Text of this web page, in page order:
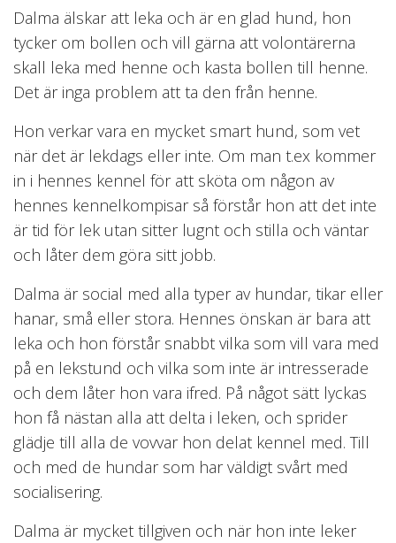
Dalma älskar att leka och är en glad hund, hon
tycker om bollen och vill gärna att volontärerna
skall leka med henne och kasta bollen till henne.
Det är inga problem att ta den från henne.
Hon verkar vara en mycket smart hund, som vet
när det är lekdags eller inte. Om man t.ex kommer
in i hennes kennel för att sköta om någon av
hennes kennelkompisar så förstår hon att det inte
är tid för lek utan sitter lugnt och stilla och väntar
och låter dem göra sitt jobb.
Dalma är social med alla typer av hundar, tikar eller
hanar, små eller stora. Hennes önskan är bara att
leka och hon förstår snabbt vilka som vill vara med
på en lekstund och vilka som inte är intresserade
och dem låter hon vara ifred. På något sätt lyckas
hon få nästan alla att delta i leken, och sprider
glädje till alla de vovvar hon delat kennel med. Till
och med de hundar som har väldigt svårt med
socialisering.
Dalma är mycket tillgiven och när hon inte leker